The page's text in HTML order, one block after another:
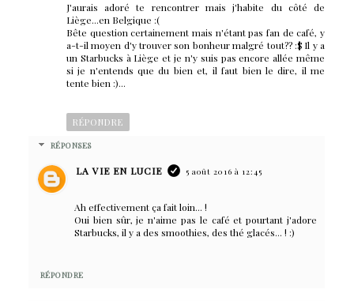
J'aurais adoré te rencontrer mais j'habite du côté de
Liège...en Belgique :(
Bête question certainement mais n'étant pas fan de café, y
a-t-il moyen d'y trouver son bonheur malgré tout?? :$ Il y a
un Starbucks à Liège et je n'y suis pas encore allée même
si je n'entends que du bien et, il faut bien le dire, il me
tente bien :)...
RÉPONDRE
RÉPONSES
LA VIE EN LUCIE 5 août 2016 à 12:45
Ah effectivement ça fait loin... !
Oui bien sûr, je n'aime pas le café et pourtant j'adore
Starbucks, il y a des smoothies, des thé glacés... ! :)
RÉPONDRE